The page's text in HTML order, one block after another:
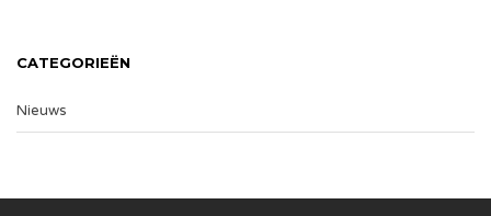
CATEGORIEËN
Nieuws